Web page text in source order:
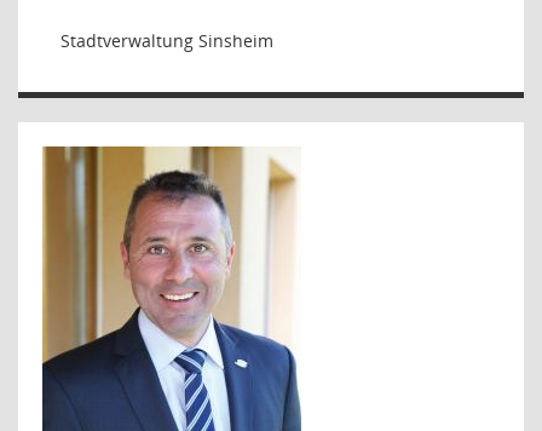
Stadtverwaltung Sinsheim